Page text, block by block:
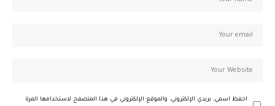
احفظ اسمي، بريدي الإلكتروني، والموقع الإلكتروني في هذا المتصفح لاستخدامها المرة